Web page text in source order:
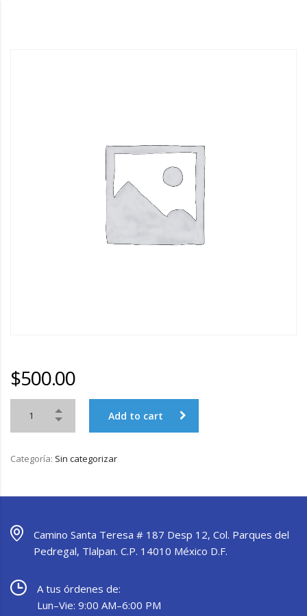
$500.00
Add to cart
Categoría: Sin categorizar
Camino Santa Teresa # 187 Desp 12, Col. Parques del
Pedregal, Tlalpan. C.P. 14010 México D.F.
A tus órdenes de:
Lun–Vie: 9:00 AM–6:00 PM